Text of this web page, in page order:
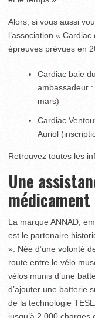
Alors, si vous aussi
l’association «
épreuves prévues en
Cardiac baie
ambassadeur
mars)
Cardiac
Auriol
Retrouvez toutes les
Une
médicament
La marque ANNAD,
est le partenaire
». Née d’une volonté
route entre le vélo
vélos munis d’une
d’ajouter une batterie
de la technologie
jusqu’à 2 000